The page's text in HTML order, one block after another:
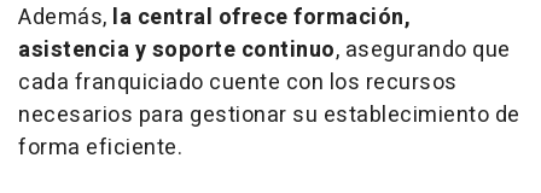
Además, la central ofrece formación,
asistencia y soporte continuo, asegurando que
cada franquiciado cuente con los recursos
necesarios para gestionar su establecimiento de
forma eficiente.